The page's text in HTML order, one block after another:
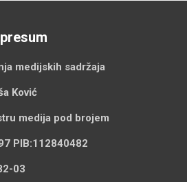
medijskih sadržaja
Ković
medija pod brojem
PIB:112840482
03